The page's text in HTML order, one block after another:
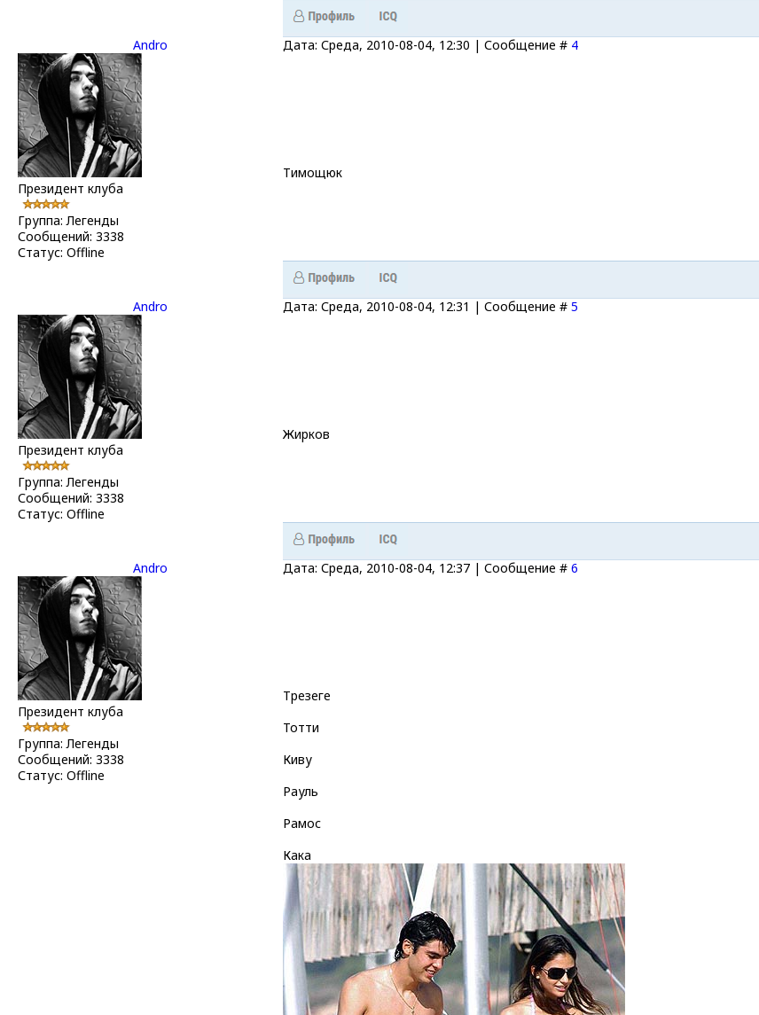
Andro Дата: Среда, 2010-08-04, 12:30 | Сообщение # 4
Президент клуба
Группа: Легенды
Сообщений: 3338
Статус: Offline
Тимощюк
Andro Дата: Среда, 2010-08-04, 12:31 | Сообщение # 5
Президент клуба
Группа: Легенды
Сообщений: 3338
Статус: Offline
Жирков
Andro Дата: Среда, 2010-08-04, 12:37 | Сообщение # 6
Президент клуба
Группа: Легенды
Сообщений: 3338
Статус: Offline
Трезеге
Тотти
Киву
Рауль
Рамос
Кака